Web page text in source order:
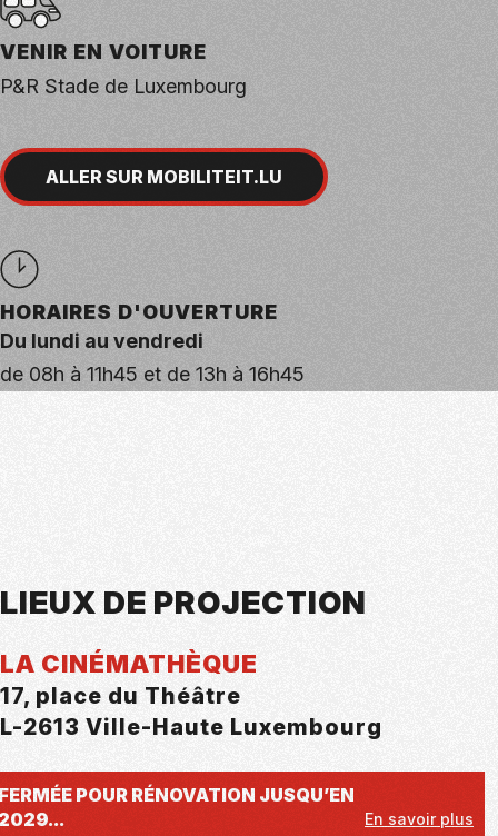
VENIR EN VOITURE
P&R Stade de Luxembourg
ALLER SUR MOBILITEIT.LU
HORAIRES D'OUVERTURE
Du lundi au vendredi
de 08h à 11h45 et de 13h à 16h45
LIEUX DE PROJECTION
LA CINÉMATHÈQUE
17, place du Théâtre
L-2613 Ville-Haute Luxembourg
POUR RÉNOVATION JUSQU’EN
En savoir plus